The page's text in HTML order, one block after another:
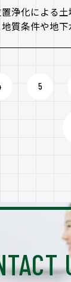
浄化による
質条件や地
また、揚水量
る水処理施設
ニシャルコス
へ放流する場
ストが増加す
5